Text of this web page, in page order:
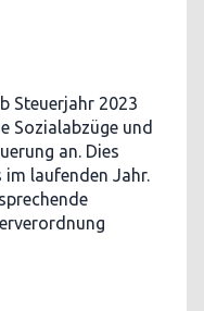
Steuerjahr 2023
Sozialabzüge und
an. Dies
laufenden Jahr.